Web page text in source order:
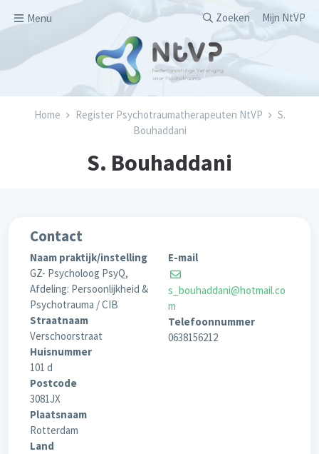
Menu
Secondary
Zoeken Mijn NtVP
Kruimelpad
Home Register Psychotraumatherapeuten NtVP
S.
Bouhaddani
S. Bouhaddani
Contact
Naam praktijk/instelling
GZ- Psycholoog PsyQ,
Afdeling: Persoonlijkheid &
Psychotrauma / CIB
Straatnaam
Verschoorstraat
Huisnummer
101 d
Postcode
3081JX
Plaatsnaam
Rotterdam
Land
E-mail
s_bouhaddani@hotmail.co
m
Telefoonnummer
0638156212